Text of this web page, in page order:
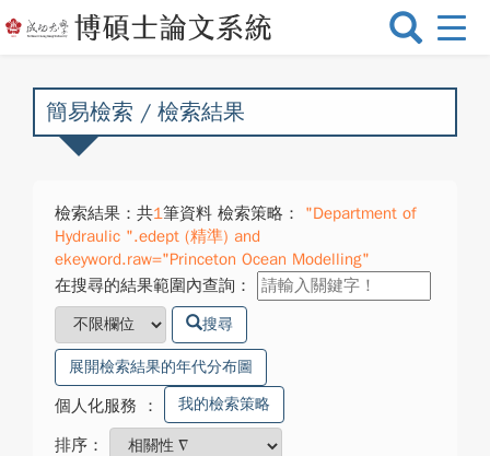
選
換
簡易檢索 / 檢索結果
檢索結果：共1筆資料 檢索策略：
"Department of
Hydraulic ".edept (精準) and
ekeyword.raw="Princeton Ocean Modelling"
在搜尋的結果範圍內查詢：
搜尋
展開檢索結果的年代分布圖
個人化服務 ： 我的檢索策略
排序：